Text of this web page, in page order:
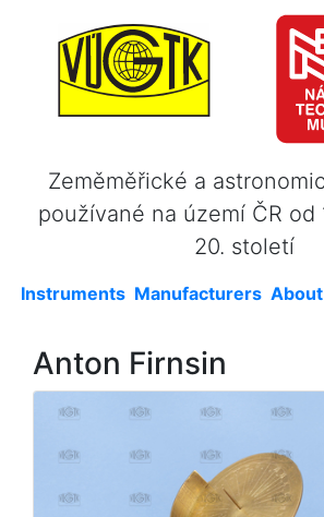
Zeměměřické a
používané na území ČR od
20. století
Instruments Manufacturers
Anton Firnsin